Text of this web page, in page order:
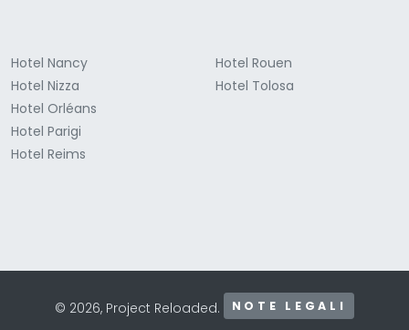
Hotel Nancy
Hotel Nizza
Hotel Orléans
Hotel Parigi
Hotel Reims
Hotel Rouen
Hotel Tolosa
© 2026, Project Reloaded. NOTE LEGALI